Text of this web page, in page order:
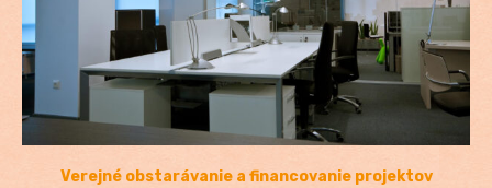
Verejné obstarávanie a financovanie projektov